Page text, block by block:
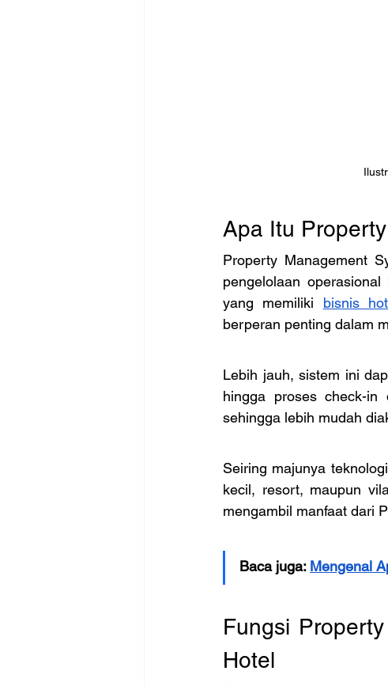
Apa Itu
Property Management
pengelolaan
yang memiliki bisnis
berperan penting dalam
Lebih jauh, sistem ini
hingga proses check-in
sehingga lebih mudah
Seiring majunya
kecil, resort, maupun
mengambil manfaat dari
Baca juga: Mengenal
Fungsi
Hotel